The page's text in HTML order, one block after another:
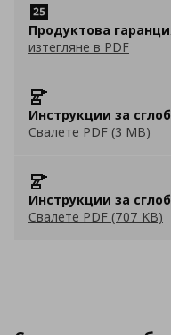
Продуктова
изтегляне в PDF
Инструкции за
Свалете PDF (3 MB)
Инструкции за
Свалете PDF (707 KB)